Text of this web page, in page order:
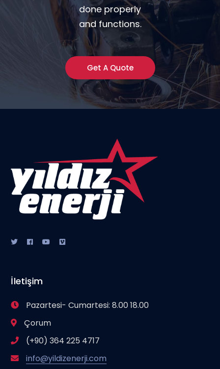
done properly
and functions.
Get A Quote
İletişim
Pazartesi- Cumartesi: 8.00 18.00
Çorum
(+90) 364 225 4717
info@yildizenerji.com